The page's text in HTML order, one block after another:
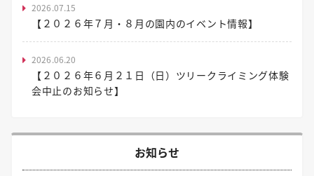
2026.07.15
【２０２６年７月・８月の園内のイベント情報】
2026.06.20
【２０２６年６月２１日（日）ツリークライミング体験
会中止のお知らせ】
お知らせ